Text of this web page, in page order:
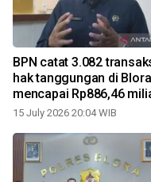
BPN catat 3.082
hak tanggungan di Blora
mencapai Rp886,46
15 July 2026 20:04 WIB